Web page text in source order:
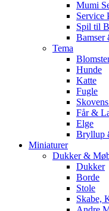
Mumi
Service
Spil til
Tema
Hunde
Katte
Fugle
Får &
Elge
Bryllup
Miniaturer
Dukker &
Dukker
Borde
Stole
Skabe,